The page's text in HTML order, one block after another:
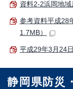
資料2-2浜岡地域
参考資料平成28
1.7MB）
平成29年3月24
静岡県防災